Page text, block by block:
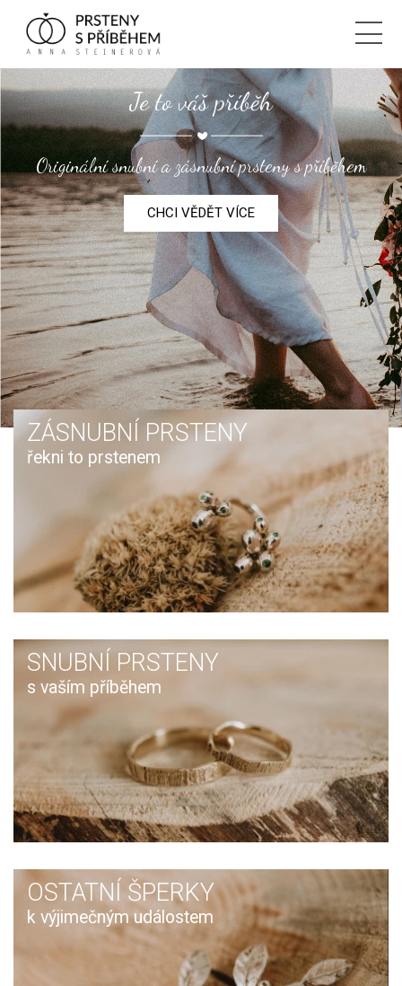
Je to váš příběh
Originální snubní a zásnubní prsteny s příběhem
CHCI VĚDĚT VÍCE
ZÁSNUBNÍ PRSTENY
řekni to prstenem
SNUBNÍ PRSTENY
s vaším příběhem
OSTATNÍ ŠPERKY
k výjimečným událostem